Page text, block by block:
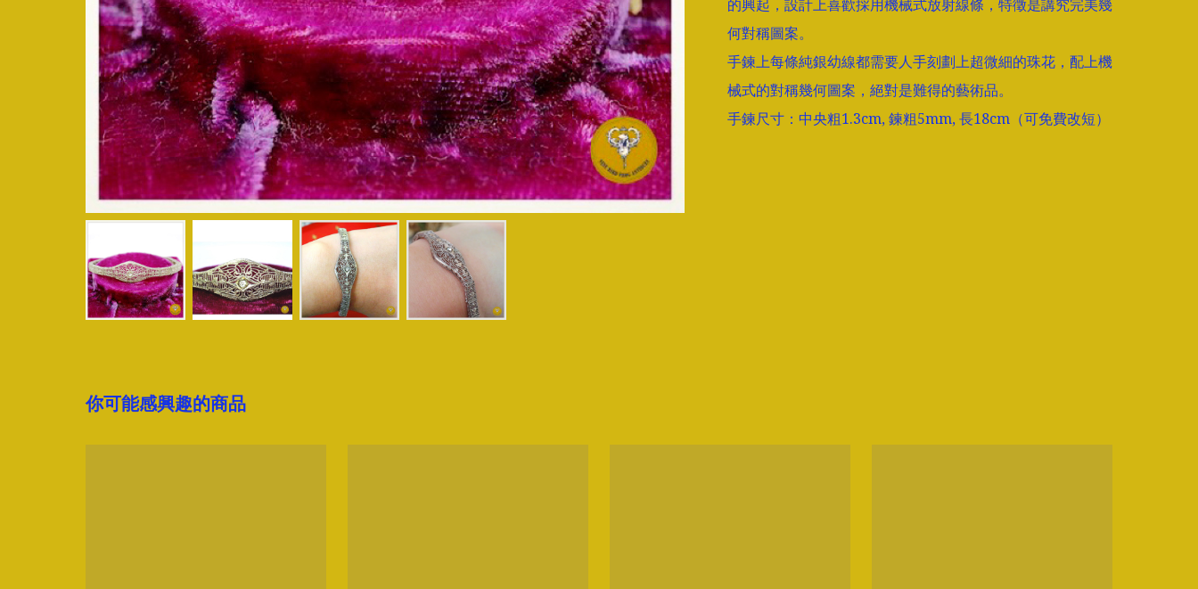
的興起，設計上喜歡採用機械式放射線條，特徵是講究完美幾
何對稱圖案。
手鍊上每條純銀幼線都需要人手刻劃上超微細的珠花，配上機
械式的對稱幾何圖案，絕對是難得的藝術品。
手鍊尺寸：中央粗1.3cm, 鍊粗5mm, 長18cm（可免費改短）
你可能感興趣的商品